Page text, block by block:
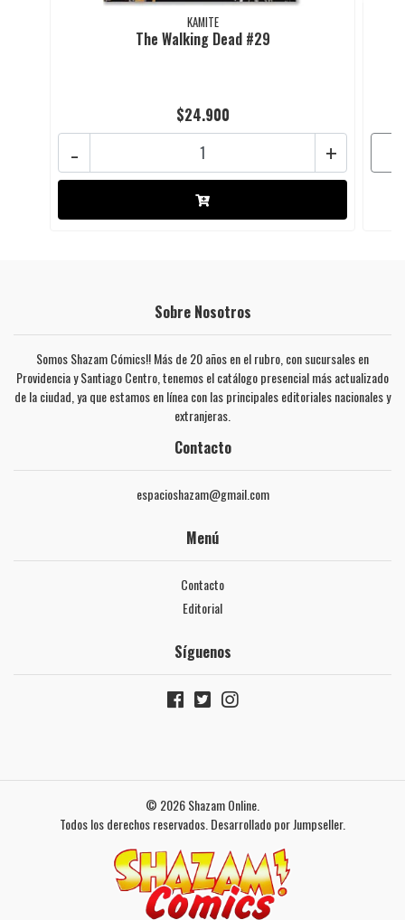
KAMITE
The Walking Dead #29
$24.900
+
-
Sobre Nosotros
Somos Shazam Cómics!! Más de 20 años en el rubro, con sucursales en
Providencia y Santiago Centro, tenemos el catálogo presencial más actualizado
de la ciudad, ya que estamos en línea con las principales editoriales nacionales y
extranjeras.
Contacto
espacioshazam@gmail.com
Menú
Contacto
Editorial
Síguenos
© 2026 Shazam Online.
Todos los derechos reservados. Desarrollado por Jumpseller.